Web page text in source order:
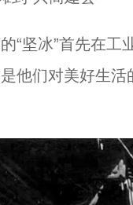
坚冰”首先在工
他们对美好生